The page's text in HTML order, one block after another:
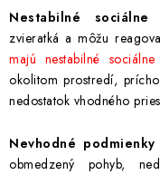
Nestabilné sociálne
zvieratká a môžu
majú nestabilné
okolitom prostredí,
nedostatok vhodného
Nevhodné podmienky
obmedzený pohyb,